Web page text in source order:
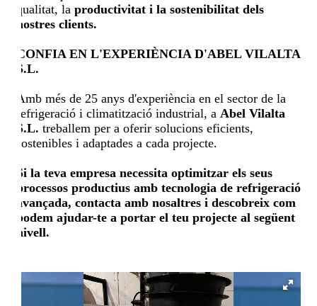
qualitat, la productivitat i la sostenibilitat dels
nostres clients.
CONFIA EN L'EXPERIÈNCIA D'ABEL VILALTA
S.L.
Amb més de 25 anys d'experiència en el sector de la
refrigeració i climatització industrial, a Abel Vilalta
S.L. treballem per a oferir solucions eficients,
sostenibles i adaptades a cada projecte.
Si la teva empresa necessita optimitzar els seus
processos productius amb tecnologia de refrigeració
avançada, contacta amb nosaltres i descobreix com
podem ajudar-te a portar el teu projecte al següent
nivell.